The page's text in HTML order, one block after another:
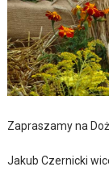
Zapraszamy na
Jakub Czernicki